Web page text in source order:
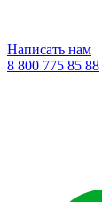
Написать нам
8 800 775 85 88